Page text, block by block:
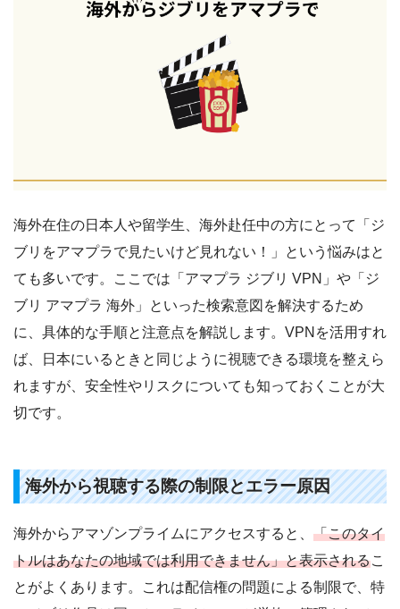
海外在住の日本人や留学生、海外赴任中の方にとって「ジ
ブリをアマプラで見たいけど見れない！」という悩みはと
ても多いです。ここでは「アマプラ ジブリ VPN」や「ジ
ブリ アマプラ 海外」といった検索意図を解決するため
に、具体的な手順と注意点を解説します。VPNを活用すれ
ば、日本にいるときと同じように視聴できる環境を整えら
れますが、安全性やリスクについても知っておくことが大
切です。
海外から視聴する際の制限とエラー原因
海外からアマゾンプライムにアクセスすると、 「このタイ
トルはあなたの地域では利用できません」と表示されるこ
とがよくあります。これは配信権の問題による制限で、特